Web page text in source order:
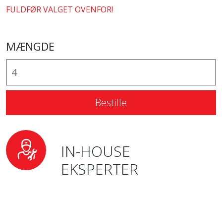
FULDFØR VALGET OVENFOR!
MÆNGDE
Bestille
IN-HOUSE
EKSPERTER